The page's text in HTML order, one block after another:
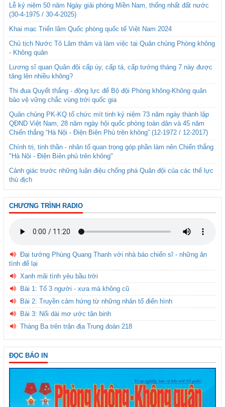
Lễ kỷ niệm 50 năm Ngày giải phóng Miền Nam, thống nhất đất nước
(30-4-1975 / 30-4-2025)
Khai mạc Triển lãm Quốc phòng quốc tế Việt Nam 2024
Chủ tịch Nước Tô Lâm thăm và làm việc tại Quân chủng Phòng không
- Không quân
Lương sĩ quan Quân đội cấp úy, cấp tá, cấp tướng tháng 7 này được
tăng lên nhiều không?
Thi đua Quyết thắng - động lực để Bộ đội Phòng không-Không quân
bảo vệ vững chắc vùng trời quốc gia
Quân chủng PK-KQ tổ chức mít tinh kỷ niệm 73 năm ngày thành lập
QĐND Việt Nam, 28 năm ngày hội quốc phòng toàn dân và 45 năm
Chiến thắng “Hà Nội - Điện Biên Phủ trên không” (12-1972 / 12-2017)
Chính trị, tinh thần - nhân tố quan trọng góp phần làm nên Chiến thắng
"Hà Nội - Điện Biên phủ trên không"
Cảnh giác trước những luận điệu chống phá Quân đội của các thế lực
thù địch
CHƯƠNG TRÌNH RADIO
Đại tướng Phùng Quang Thanh với nhà báo chiến sĩ - những ân
tình để lại
Xanh mãi tình yêu bầu trời
Bài 1: Tổ 3 người - xưa mà không cũ
Bài 2: Truyền cảm hứng từ những nhân tố điển hình
Bài 3: Nối dài mơ ước tân binh
Tháng Ba trên trận địa Trung đoàn 218
ĐỌC BÁO IN